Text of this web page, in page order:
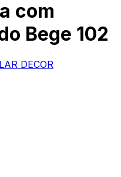
com
Bege 102
DECOR